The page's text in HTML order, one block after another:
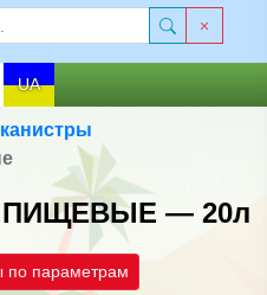
UA
— 20л
по параметрам